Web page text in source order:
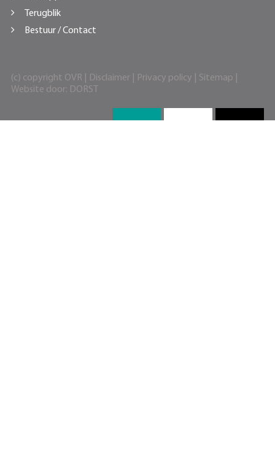
Terugblik
Bestuur / Contact
(c) copyright OVR | Disclaimer| Privacy policy Sitemap
Website door: DORST